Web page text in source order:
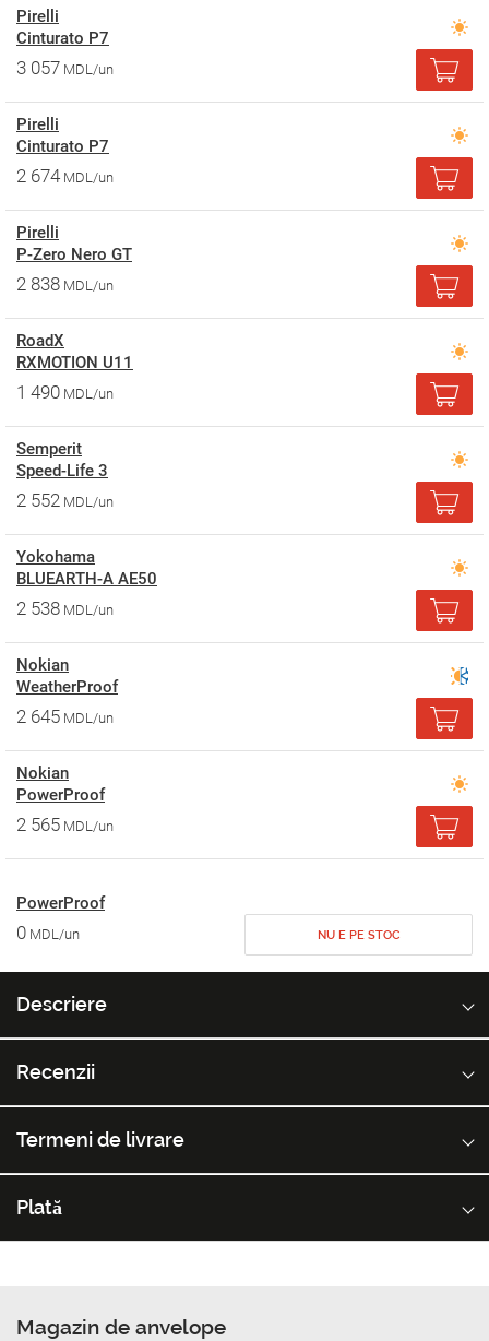
Pirelli
Cinturato P7
3 057 MDL/un
Pirelli
Cinturato P7
2 674 MDL/un
Pirelli
P-Zero Nero GT
2 838 MDL/un
RoadX
RXMOTION U11
1 490 MDL/un
Semperit
Speed-Life 3
2 552 MDL/un
Yokohama
BLUEARTH-A AE50
2 538 MDL/un
Nokian
WeatherProof
2 645 MDL/un
Nokian
PowerProof
2 565 MDL/un
PowerProof
0 MDL/un NU E PE STOC
Descriere
Recenzii
Termeni de livrare
Plată
Magazin de anvelope